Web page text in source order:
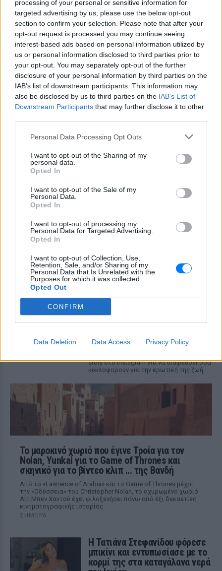
processing of your personal or sensitive information for
targeted advertising by us, please use the below opt-out
section to confirm your selection. Please note that after your
opt-out request is processed you may continue seeing
interest-based ads based on personal information utilized by
us or personal information disclosed to third parties prior to
your opt-out. You may separately opt-out of the further
disclosure of your personal information by third parties on the
IAB’s list of downstream participants. This information may
also be disclosed by us to third parties on the IAB’s List of
Downstream Participants that may further disclose it to other
Personal Data Processing Opt Outs
I want to opt-out of the Sharing of my
personal data.
Opted In
I want to opt-out of the Sale of my
Personal Data.
Opted In
I want to opt-out of processing my
Personal Data for Targeted Advertising.
Opted In
I want to opt-out of Collection, Use,
Retention, Sale, and/or Sharing of my
Personal Data that Is Unrelated with the
Purposes for which it was collected.
Opted Out
CONFIRM
Data Deletion Data Access Privacy Policy
ΔΕΙΤΕ ΕΠΙΣΗΣ
ΣΤΗΝ ΙΔΙΑ ΚΑΤΗΓΟΡΙΑ
Χρήστος Δάντης: «Συνάδελφοι
προσπαθούν να ξεχάσουν ότι
One""""»
ΣΉΜΕΡΑ
Ο συνθέτης μίλησε ανοιχτά για την
αχαριστία που βιώνει στον χώρο της
Νεαρός στο λιμάνι του Πειραιά:
MEGA
ΣΉΜΕΡΑ
MEGA» κατέγραψε τη διασκεδαστική
στιγμή από το λιμάνι του Πειραιά, την
Παρασκευή 7 Αυγούστου.
τις φήμες χωρισμού με τον
καμία πληροφορία πριν
ΣΉΜΕΡΑ
story στο Instagram για να διαψεύσει όσα
κυκλοφορούν για την ερωτική της ζωή
Το μαροκινό χωριό που έγινε Τροία για τον
Nolan, Yunkai για το Game of Thrones και
σκηνικό για το βίντεο κλιπ ... της Βανδή
Από το «Lawrence of Arabia» και το Game of Thrones μέχρι
την «Οδύσσεια» του Christopher Nolan, το οχυρωμένο χωριό
Αΐτ Μπεν Χαντού έχει φιλοξενήσει πάνω από έξι δεκαετίες
κινηματογραφικής ιστορίας
ΣΉΜΕΡΑ
Η Τατιάνα Στεφανίδου φόρεσε
μπικίνι και εντυπωσίασε με το
κορμί της στα καταγάλανα νερά